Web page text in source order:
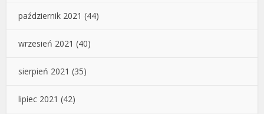
październik 2021 (44)
wrzesień 2021 (40)
sierpień 2021 (35)
lipiec 2021 (42)